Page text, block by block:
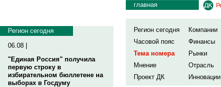
Регион сегодня
06.08 |
"Единая Россия" получила
первую строку в
избирательном бюллетене на
выборах в Госдуму
главная
Регион сегодня
Компании
Часовой пояс
Финансы
Тема номера
Рынки
Мнение
Отрасль
Проект ДК
Инновации